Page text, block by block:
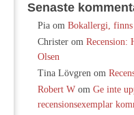
Senaste
Pia om Bokallergi, finns
Christer om Recension:
Olsen
Tina Lövgren om
Robert W om Ge inte
recensionsexemplar